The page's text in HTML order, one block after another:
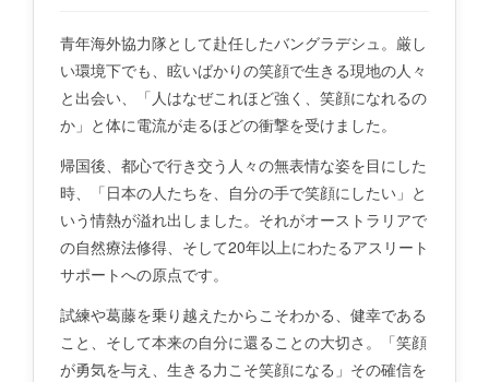
青年海外協力隊として赴任したバングラデシュ。厳し
い環境下でも、眩いばかりの笑顔で生きる現地の人々
と出会い、「人はなぜこれほど強く、笑顔になれるの
か」と体に電流が走るほどの衝撃を受けました。
帰国後、都心で行き交う人々の無表情な姿を目にした
時、「日本の人たちを、自分の手で笑顔にしたい」と
いう情熱が溢れ出しました。それがオーストラリアで
の自然療法修得、そして20年以上にわたるアスリート
サポートへの原点です。
試練や葛藤を乗り越えたからこそわかる、健幸である
こと、そして本来の自分に還ることの大切さ。「笑顔
が勇気を与え、生きる力こそ笑顔になる」その確信を